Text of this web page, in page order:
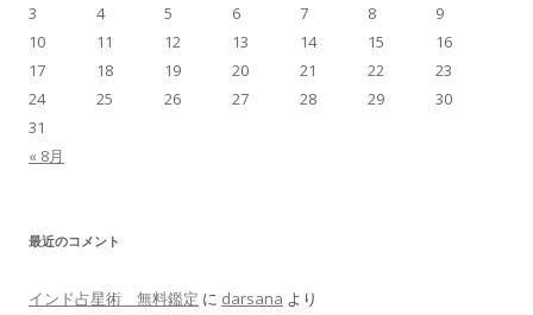
« 8月
3
4 5 6 7 8
9
10
11 12 13 14 15
16
17
18 19 20 21 22
23
24
25 26 27 28 29
30
31
最近のコメント
インド占星術 無料鑑定 に darsana より